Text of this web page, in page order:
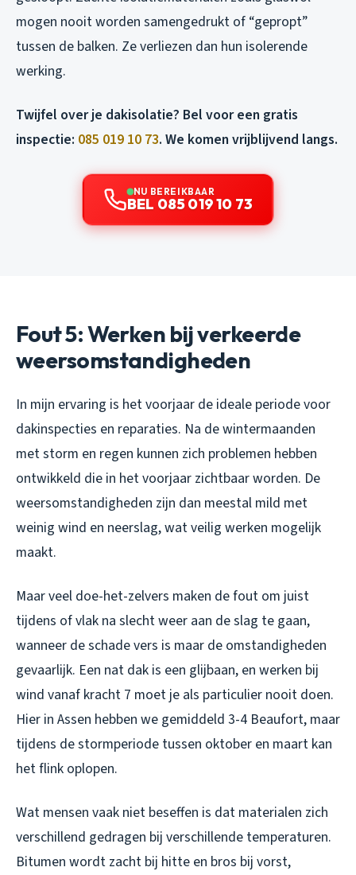
mogen nooit worden samengedrukt of “gepropt”
tussen de balken. Ze verliezen dan hun isolerende
werking.
Twijfel over je dakisolatie? Bel voor een gratis
inspectie: 085 019 10 73. We komen vrijblijvend langs.
NU BEREIKBAAR
BEL 085 019 10 73
Fout 5: Werken bij verkeerde
weersomstandigheden
In mijn ervaring is het voorjaar de ideale periode voor
dakinspecties en reparaties. Na de wintermaanden
met storm en regen kunnen zich problemen hebben
ontwikkeld die in het voorjaar zichtbaar worden. De
weersomstandigheden zijn dan meestal mild met
weinig wind en neerslag, wat veilig werken mogelijk
maakt.
Maar veel doe-het-zelvers maken de fout om juist
tijdens of vlak na slecht weer aan de slag te gaan,
wanneer de schade vers is maar de omstandigheden
gevaarlijk. Een nat dak is een glijbaan, en werken bij
wind vanaf kracht 7 moet je als particulier nooit doen.
Hier in Assen hebben we gemiddeld 3-4 Beaufort, maar
tijdens de stormperiode tussen oktober en maart kan
het flink oplopen.
Wat mensen vaak niet beseffen is dat materialen zich
verschillend gedragen bij verschillende temperaturen.
Bitumen wordt zacht bij hitte en bros bij vorst,